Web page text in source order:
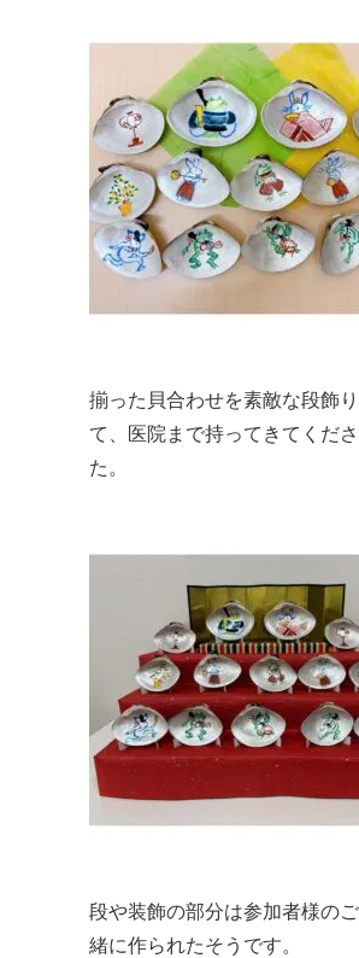
揃った貝合わせを素敵な段飾
て、医院まで持ってきてくだ
た。
段や装飾の部分は参加者様の
緒に作られたそうです。